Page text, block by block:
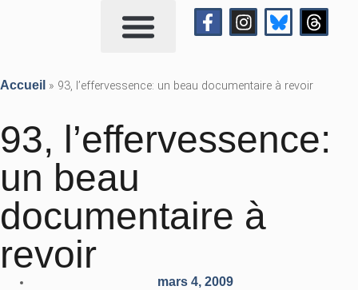
Accueil » 93, l’effervessence: un beau documentaire à revoir
93, l’effervessence:
un beau
documentaire à
revoir
mars 4, 2009